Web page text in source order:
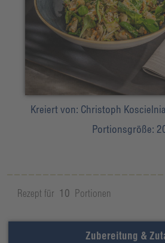
Kreiert von: Christoph
Portionsgröße:
Rezept für 10 Portionen
Zubereitung &